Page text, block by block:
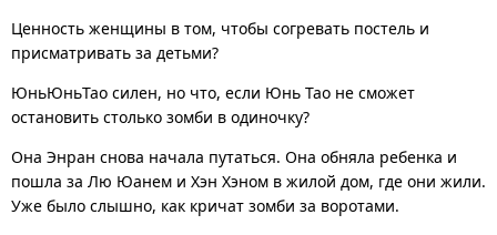
Ценность женщины в том, чтобы согревать постель и
присматривать за детьми?
ЮньЮньТао силен, но что, если Юнь Тао не сможет
остановить столько зомби в одиночку?
Она Энран снова начала путаться. Она обняла ребенка и
пошла за Лю Юанем и Хэн Хэном в жилой дом, где они жили.
Уже было слышно, как кричат зомби за воротами.